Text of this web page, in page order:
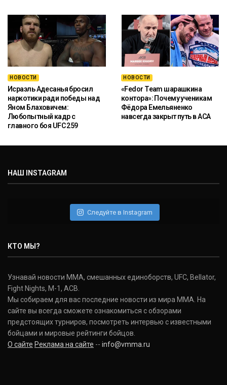
НОВОСТИ
Исраэль Адесанья бросил
наркотики ради победы над
Яном Блаховичем:
Любопытный кадр с
главного боя UFC 259
НОВОСТИ
«Fedor Team шарашкина
контора»: Почему ученикам
Фёдора Емельяненко
навсегда закрыт путь в ACA
НАШ INSTAGRAM
Следуйте в Instagram
КТО МЫ?
Узнавай новости ММА, смешанных единоборств, UFC, Bellator,
Fight Nights, M-1, ACB.
Мы собираем для вас последние новости из мира ММА. На
сайте вы всегда сможете ознакомиться с обзорами
предстоящих турниров, посмотреть интервью с известными
бойцами и мировые рейтинги бойцов.
О сайте Реклама на сайте -- info@vmma.ru